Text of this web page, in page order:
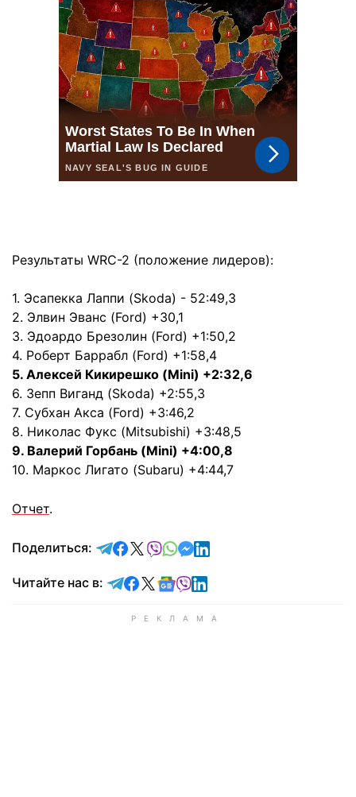
Результаты WRC-2 (положение лидеров):
1. Эсапекка Лаппи (Skoda) - 52:49,3
2. Элвин Эванс (Ford) +30,1
3. Эдоардо Брезолин (Ford) +1:50,2
4. Роберт Баррабл (Ford) +1:58,4
5. Алексей Кикирешко (Mini) +2:32,6
6. Зепп Виганд (Skoda) +2:55,3
7. Субхан Акса (Ford) +3:46,2
8. Николас Фукс (Mitsubishi) +3:48,5
9. Валерий Горбань (Mini) +4:00,8
10. Маркос Лигато (Subaru) +4:44,7
Отчет.
Поделиться: отправить в Telegram
поделиться в Facebook
поделиться в X
отправить в Viber
отправить в Whatsapp
отправить в Messenger
отправить в LinkedIn
Читайте нас в: Читайте в Telegram
Читайте в Facebook
Читайте в X
Читайте в Google news
Читайте в Viber
Читайте в LinkedIn